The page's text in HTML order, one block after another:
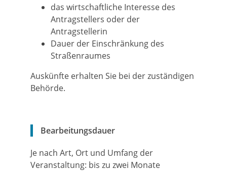
das wirtschaftliche Interesse des
Antragstellers oder der
Antragstellerin
Dauer der Einschränkung des
Straßenraumes
Auskünfte erhalten Sie bei der zuständigen
Behörde.
Bearbeitungsdauer
Je nach Art, Ort und Umfang der
Veranstaltung: bis zu zwei Monate